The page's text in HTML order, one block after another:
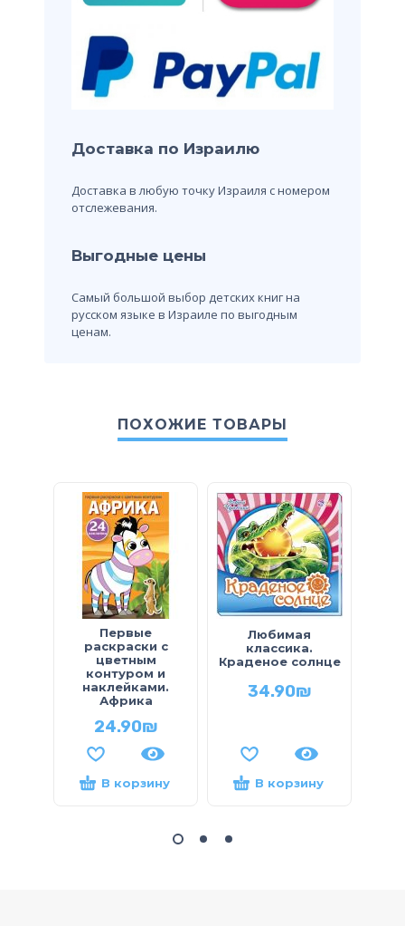
Доставка по Израилю
Доставка в любую точку Израиля с номером
отслежевания.
Выгодные цены
Самый большой выбор детских книг на
русском языке в Израиле по выгодным
ценам.
ПОХОЖИЕ ТОВАРЫ
Первые
раскраски с
цветным
контуром и
наклейками.
Африка
24.90₪
В корзину
Любимая
классика.
Краденое солнце
34.90₪
В корзину